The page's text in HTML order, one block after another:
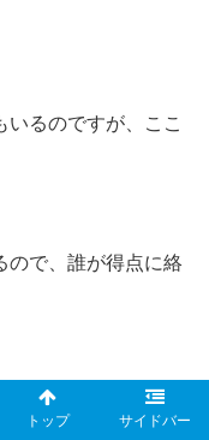
るのですが、ここ
ので、誰が得点に絡
すね。
トップ サイドバー